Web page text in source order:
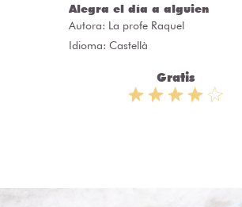
Alegra el día a alguien
Autora: La profe Raquel
Idioma: Castellà
Gratis